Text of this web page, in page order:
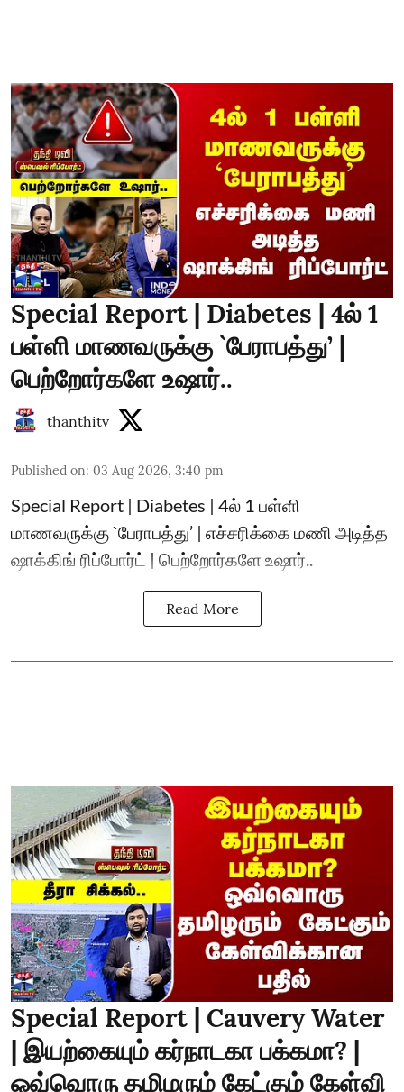
Special Report | Diabetes | 4ல் 1
பள்ளி மாணவருக்கு `பேராபத்து’ |
பெற்றோர்களே உஷார்..
thanthitv
Published on: 03 Aug 2026, 3:40 pm
Special Report | Diabetes | 4ல் 1 பள்ளி
மாணவருக்கு `பேராபத்து’ | எச்சரிக்கை மணி அடித்த
ஷாக்கிங் ரிப்போர்ட் | பெற்றோர்களே உஷார்..
Read More
Special Report | Cauvery Water
| இயற்கையும் கர்நாடகா பக்கமா? |
ஒவ்வொரு தமிழரும் கேட்கும் கேள்வி